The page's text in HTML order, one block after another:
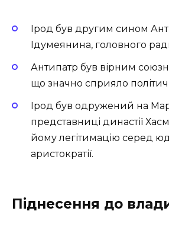
Ірод був другим сином
Ідумеянина, головного
Антипатр був вірним
що значно сприяло
Ірод був одружений на
представниці династії
йому легітимацію серед
аристократії.
Піднесення до